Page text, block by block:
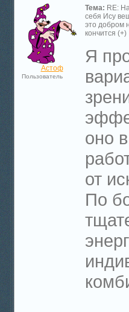
Астоф
Пользователь
Тема: RE:
себя Ису
это добром
кончится (+)
Я
оно
от
По